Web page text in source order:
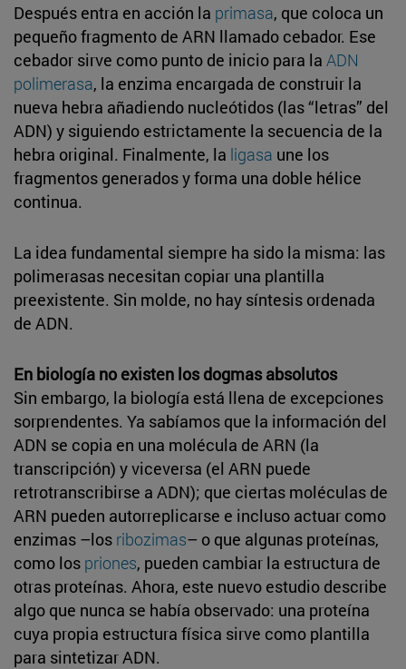
Después entra en acción la primasa, que coloca un
pequeño fragmento de ARN llamado cebador. Ese
cebador sirve como punto de inicio para la ADN
polimerasa, la enzima encargada de construir la
nueva hebra añadiendo nucleótidos (las “letras” del
ADN) y siguiendo estrictamente la secuencia de la
hebra original. Finalmente, la ligasa une los
fragmentos generados y forma una doble hélice
continua.
La idea fundamental siempre ha sido la misma: las
polimerasas necesitan copiar una plantilla
preexistente. Sin molde, no hay síntesis ordenada
de ADN.
En biología no existen los dogmas absolutos
Sin embargo, la biología está llena de excepciones
sorprendentes. Ya sabíamos que la información del
ADN se copia en una molécula de ARN (la
transcripción) y viceversa (el ARN puede
retrotranscribirse a ADN); que ciertas moléculas de
ARN pueden autorreplicarse e incluso actuar como
enzimas –los ribozimas– o que algunas proteínas,
como los priones, pueden cambiar la estructura de
otras proteínas. Ahora, este nuevo estudio describe
algo que nunca se había observado: una proteína
cuya propia estructura física sirve como plantilla
para sintetizar ADN.